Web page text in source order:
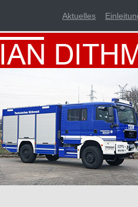
Aktuelles